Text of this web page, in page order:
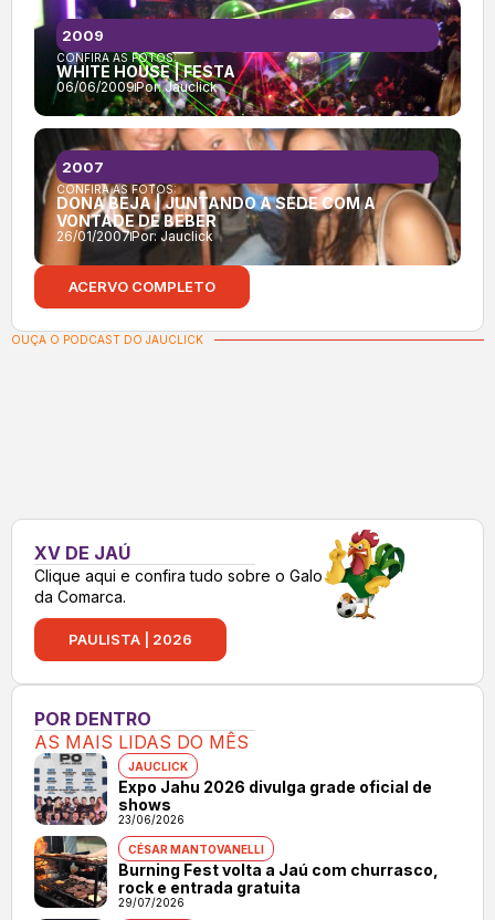
CONFIRA AS FOTOS:
WHITE HOUSE | FESTA
06/06/2009Por:Jauclick
2009
CONFIRA AS FOTOS:
DONA BEJA | JUNTANDO A SEDE COM A
VONTADE DE BEBER
26/01/2007Por: Jauclick
2007
ACERVO COMPLETO
OUÇA O PODCAST DO JAUCLICK
XV DE JAÚ
Clique aqui e confira tudo sobre o Galo
da Comarca.
PAULISTA | 2026
POR DENTRO
AS MAIS LIDAS DO MÊS
JAUCLICK
Expo Jahu 2026 divulga grade oficial de
shows
23/06/2026
CÉSAR MANTOVANELLI
Burning Fest volta a Jaú com churrasco,
rock e entrada gratuita
29/07/2026